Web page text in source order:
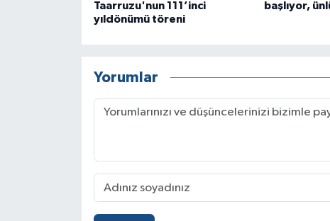
Taarruzu'nun 111’inci
yıldönümü töreni
başlıyor,
Yorumlar